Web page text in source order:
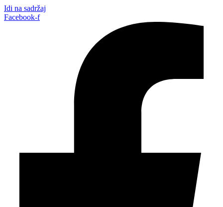
Idi na sadržaj
Facebook-f